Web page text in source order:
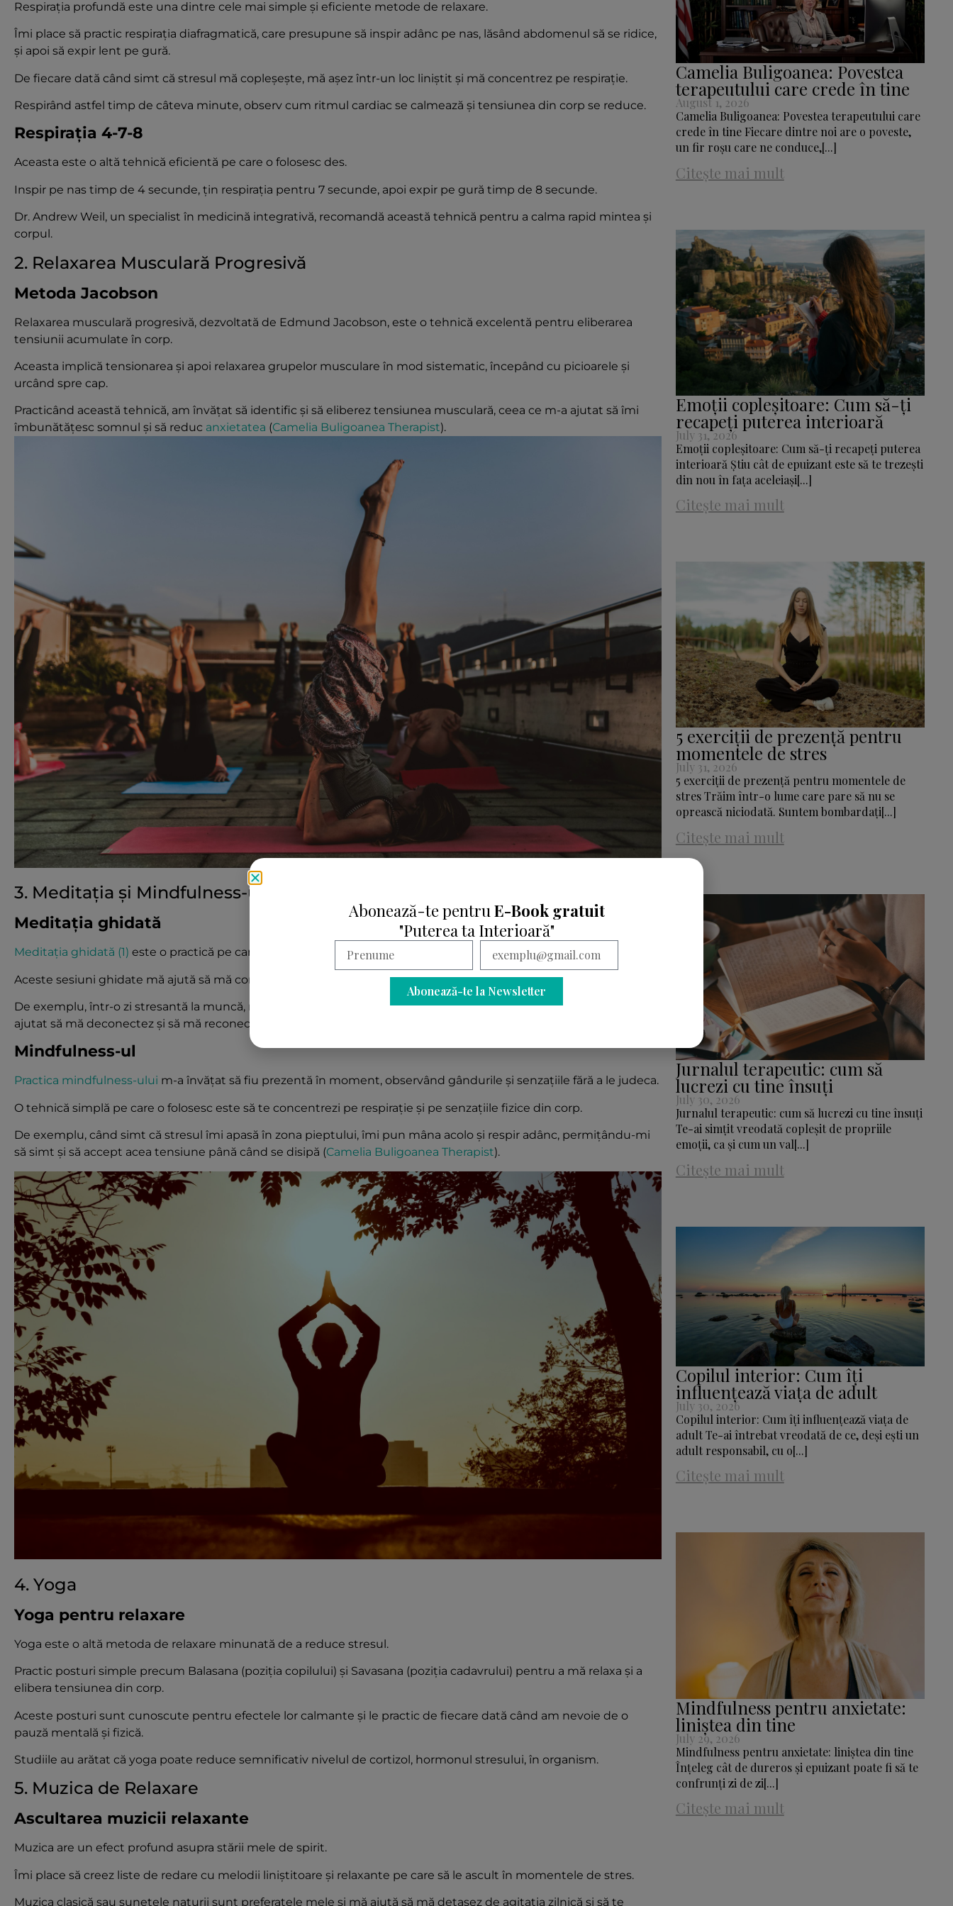
Respirația profundă este una dintre cele mai simple și eficiente metode de relaxare.
Îmi place să practic respirația diafragmatică, care presupune să inspir adânc pe nas, lăsând abdomenul să se ridice,
și apoi să expir lent pe gură.
De fiecare dată când simt că stresul mă copleșește, mă așez într-un loc liniștit și mă concentrez pe respirație.
Respirând astfel timp de câteva minute, observ cum ritmul cardiac se calmează și tensiunea din corp se reduce.
Respirația 4-7-8
Aceasta este o altă tehnică eficientă pe care o folosesc des.
Inspir pe nas timp de 4 secunde, țin respirația pentru 7 secunde, apoi expir pe gură timp de 8 secunde.
Dr. Andrew Weil, un specialist în medicină integrativă, recomandă această tehnică pentru a calma rapid mintea și
corpul.
2. Relaxarea Musculară Progresivă
Metoda Jacobson
Relaxarea musculară progresivă, dezvoltată de Edmund Jacobson, este o tehnică excelentă pentru eliberarea
tensiunii acumulate în corp.
Aceasta implică tensionarea și apoi relaxarea grupelor musculare în mod sistematic, începând cu picioarele și
urcând spre cap.
Practicând această tehnică, am învățat să identific și să eliberez tensiunea musculară, ceea ce m-a ajutat să îmi
îmbunătățesc somnul și să reduc anxietatea (Camelia Buligoanea Therapist)​.
3. Meditația și Mindfulness-ul
Meditația ghidată
Meditația ghidată (1) este o practică pe care am descoperit-o prin aplicații precum Calm și Headspace.
Aceste sesiuni ghidate mă ajută să mă concentrez și să îmi relaxez mintea, chiar și în zilele aglomerate.
De exemplu, într-o zi stresantă la muncă, m-am retras pentru 10 minute și am urmat o meditație ghidată care m-a
ajutat să mă deconectez și să mă reconectez cu mine însămi​
Mindfulness-ul
Practica mindfulness-ului m-a învățat să fiu prezentă în moment, observând gândurile și senzațiile fără a le judeca.
O tehnică simplă pe care o folosesc este să te concentrezi pe respirație și pe senzațiile fizice din corp.
De exemplu, când simt că stresul îmi apasă în zona pieptului, îmi pun mâna acolo și respir adânc, permițându-mi
să simt și să accept acea tensiune până când se disipă​ (Camelia Buligoanea Therapist)​.
4. Yoga
Yoga pentru relaxare
Yoga este o altă metoda de relaxare minunată de a reduce stresul.
Practic posturi simple precum Balasana (poziția copilului) și Savasana (poziția cadavrului) pentru a mă relaxa și a
elibera tensiunea din corp.
Aceste posturi sunt cunoscute pentru efectele lor calmante și le practic de fiecare dată când am nevoie de o
pauză mentală și fizică.
Studiile au arătat că yoga poate reduce semnificativ nivelul de cortizol, hormonul stresului, în organism.
5. Muzica de Relaxare
Ascultarea muzicii relaxante
Muzica are un efect profund asupra stării mele de spirit.
Îmi place să creez liste de redare cu melodii liniștitoare și relaxante pe care să le ascult în momentele de stres.
Muzica clasică sau sunetele naturii sunt preferatele mele și mă ajută să mă detașez de agitația zilnică și să te
Camelia Buligoanea: Povestea
terapeutului care crede în tine
August 1, 2026
Camelia Buligoanea: Povestea terapeutului care
crede în tine Fiecare dintre noi are o poveste,
un fir roșu care ne conduce,[...]
Citește mai mult
Emoții copleșitoare: Cum să-ți
recapeți puterea interioară
July 31, 2026
Emoții copleșitoare: Cum să-ți recapeți puterea
interioară Știu cât de epuizant este să te trezești
din nou în fața aceleiași[...]
Citește mai mult
5 exerciții de prezență pentru
momentele de stres
July 31, 2026
5 exerciții de prezență pentru momentele de
stres Trăim într-o lume care pare să nu se
oprească niciodată. Suntem bombardați[...]
Citește mai mult
Jurnalul terapeutic: cum să
lucrezi cu tine însuți
July 30, 2026
Jurnalul terapeutic: cum să lucrezi cu tine însuți
Te-ai simțit vreodată copleșit de propriile
emoții, ca și cum un val[...]
Citește mai mult
Copilul interior: Cum îți
influențează viața de adult
July 30, 2026
Copilul interior: Cum îți influențează viața de
adult Te-ai întrebat vreodată de ce, deși ești un
adult responsabil, cu o[...]
Citește mai mult
Mindfulness pentru anxietate:
liniștea din tine
July 29, 2026
Mindfulness pentru anxietate: liniștea din tine
Înțeleg cât de dureros și epuizant poate fi să te
confrunți zi de zi[...]
Citește mai mult
Abonează-te pentruE-Book gratuit
"Puterea ta Interioară"
Abonează-te la Newsletter